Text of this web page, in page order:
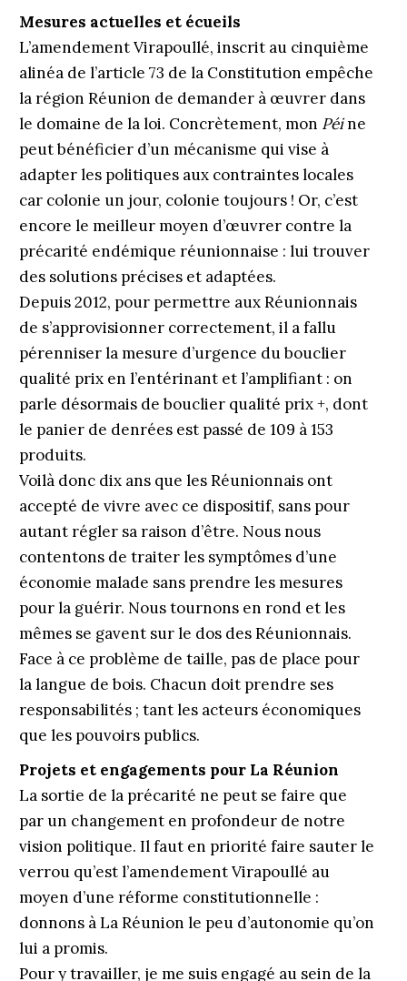
Mesures actuelles et écueils
L’amendement Virapoullé, inscrit au cinquième
alinéa de l’article 73 de la Constitution empêche
la région Réunion de demander à œuvrer dans
le domaine de la loi. Concrètement, mon Péine
peut bénéficier d’un mécanisme qui vise à
adapter les politiques aux contraintes locales
car colonie un jour, colonie toujours ! Or, c’est
encore le meilleur moyen d’œuvrer contre la
précarité endémique réunionnaise : lui trouver
des solutions précises et adaptées.
Depuis 2012, pour permettre aux Réunionnais
de s’approvisionner correctement, il a fallu
pérenniser la mesure d’urgence du bouclier
qualité prix en l’entérinant et l’amplifiant : on
parle désormais de bouclier qualité prix +, dont
le panier de denrées est passé de 109 à 153
produits.
Voilà donc dix ans que les Réunionnais ont
accepté de vivre avec ce dispositif, sans pour
autant régler sa raison d’être. Nous nous
contentons de traiter les symptômes d’une
économie malade sans prendre les mesures
pour la guérir. Nous tournons en rond et les
mêmes se gavent sur le dos des Réunionnais.
Face à ce problème de taille, pas de place pour
la langue de bois. Chacun doit prendre ses
responsabilités ; tant les acteurs économiques
que les pouvoirs publics.
Projets et engagements pour La Réunion
La sortie de la précarité ne peut se faire que
par un changement en profondeur de notre
vision politique. Il faut en priorité faire sauter le
verrou qu’est l’amendement Virapoullé au
moyen d’une réforme constitutionnelle :
donnons à La Réunion le peu d’autonomie qu’on
lui a promis.
Pour y travailler, je me suis engagé au sein de la